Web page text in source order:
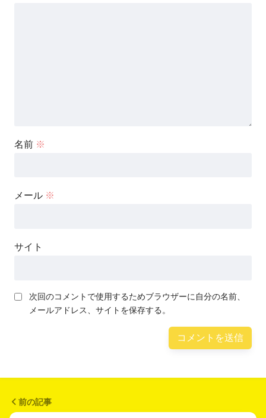
名前 ※
メール ※
サイト
次回のコメントで使用するためブラウザーに自分の名前、
メールアドレス、サイトを保存する。
前の記事